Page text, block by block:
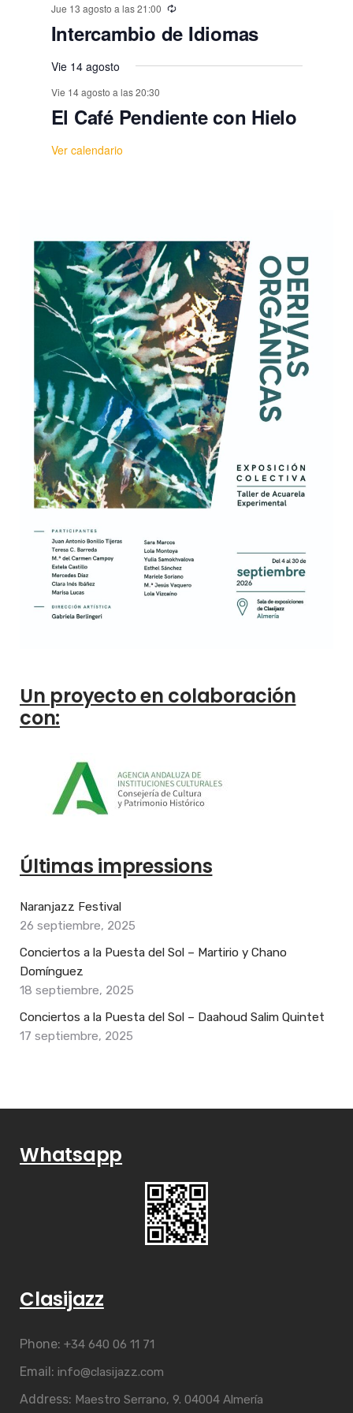
Jue 13 agosto a las 21:00
Intercambio de Idiomas
Vie 14 agosto
Vie 14 agosto a las 20:30
El Café Pendiente con Hielo
Ver calendario
Un proyecto en colaboración
con:
Últimas impressions
Naranjazz Festival
26 septiembre, 2025
Conciertos a la Puesta del Sol – Martirio y Chano
Domínguez
18 septiembre, 2025
Conciertos a la Puesta del Sol – Daahoud Salim Quintet
17 septiembre, 2025
Whatsapp
Clasijazz
Phone: +34 640 06 11 71
Email: info@clasijazz.com
Address: Maestro Serrano, 9. 04004 Almería